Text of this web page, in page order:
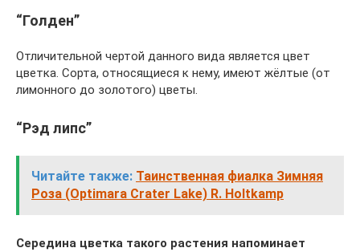
“Голден”
Отличительной чертой данного вида является цвет
цветка. Сорта, относящиеся к нему, имеют жёлтые (от
лимонного до золотого) цветы.
“Рэд липс”
Читайте также: Таинственная фиалка Зимняя
Роза (Optimara Crater Lake) R. Holtkamp
Середина цветка такого растения напоминает